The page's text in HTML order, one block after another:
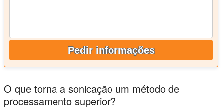
Pedir informações
O que torna a sonicação um método de
processamento superior?